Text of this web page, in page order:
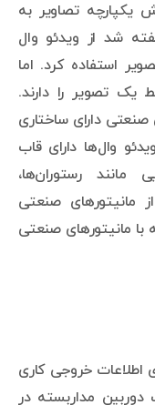
یکپارچه تصاویر به
شد از ویدئو وال
استفاده کرد. اما
یک تصویر را دارند.
دارای ساختاری
وال‌ها دارای قاب
مانند رستوران‌ها،
مانیتورهای صنعتی
با مانیتورهای صنعتی
اطلاعات خروجی کاری
دوربین مداربسته در